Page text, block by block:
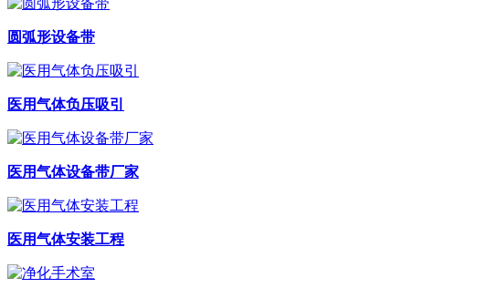
圆弧形设备带
医用气体负压吸引
医用气体设备带厂家
医用气体安装工程